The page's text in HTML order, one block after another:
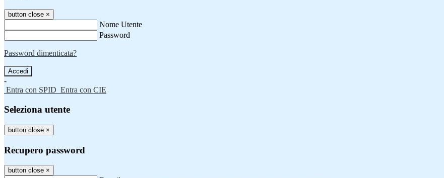
button close ×
Nome Utente
Password
Password dimenticata?
-
Entra con SPID Entra con CIE
Seleziona utente
button close ×
Recupero password
button close ×